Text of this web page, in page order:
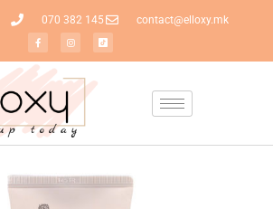
070 382 145 contact@elloxy.mk